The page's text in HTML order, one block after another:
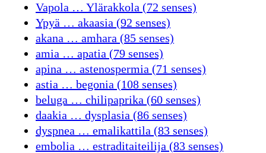
Vapola … Ylärakkola (72 senses)
Ypyä … akaasia (92 senses)
akana … amhara (85 senses)
amia … apatia (79 senses)
apina … astenospermia (71 senses)
astia … begonia (108 senses)
beluga … chilipaprika (60 senses)
daakia … dysplasia (86 senses)
dyspnea … emalikattila (83 senses)
embolia … estraditaiteilija (83 senses)